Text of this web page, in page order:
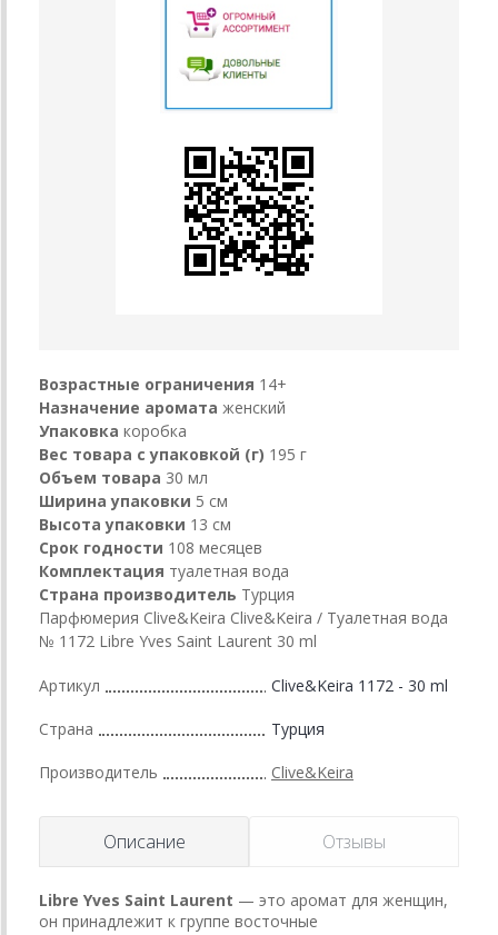
Возрастные ограничения 14+
Назначение аромата женский
Упаковка коробка
Вес товара с упаковкой (г) 195 г
Объем товара 30 мл
Ширина упаковки 5 см
Высота упаковки 13 см
Срок годности 108 месяцев
Комплектация туалетная вода
Страна производитель Турция
Парфюмерия Clive&Keira Clive&Keira / Туалетная вода
№ 1172 Libre Yves Saint Laurent 30 ml
Артикул Clive&Keira 1172 - 30 ml
Страна Турция
Производитель Clive&Keira
Описание Отзывы
Libre Yves Saint Laurent — это аромат для женщин,
он принадлежит к группе восточные